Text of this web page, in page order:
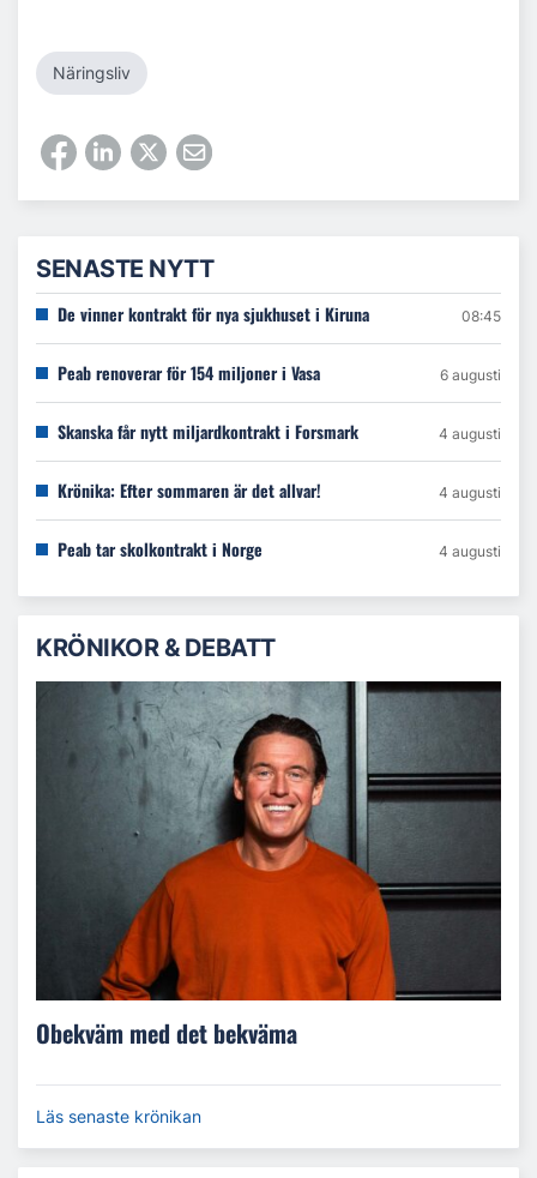
Näringsliv
SENASTE NYTT
De vinner kontrakt för nya sjukhuset i Kiruna 08:45
Peab renoverar för 154 miljoner i Vasa 6 augusti
Skanska får nytt miljardkontrakt i Forsmark 4 augusti
Krönika: Efter sommaren är det allvar! 4 augusti
Peab tar skolkontrakt i Norge 4 augusti
KRÖNIKOR & DEBATT
Obekväm med det bekväma
Läs senaste krönikan